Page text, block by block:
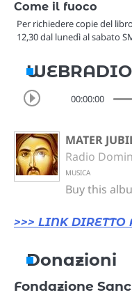
Come il fuoco
Per richiedere copie del
12,30 dal lunedì al sabato
WEBRADIO
00:00:00
MATER
Radio
MUSICA
Buy this
>>> LINK
Donazioni
Fondazione